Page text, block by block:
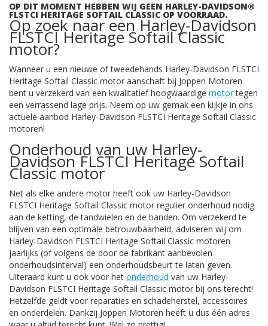
OP DIT MOMENT HEBBEN WIJ GEEN HARLEY-DAVIDSON®
FLSTCI HERITAGE SOFTAIL CLASSIC OP VOORRAAD.
Op zoek naar een Harley-Davidson
FLSTCI Heritage Softail Classic
motor?
Wanneer u een nieuwe of tweedehands Harley-Davidson FLSTCI
Heritage Softail Classic motor aanschaft bij Joppen Motoren
bent u verzekerd van een kwalitatief hoogwaardige motortegen
een verrassend lage prijs. Neem op uw gemak een kijkje in ons
actuele aanbod Harley-Davidson FLSTCI Heritage Softail Classic
motoren!
Onderhoud van uw Harley-
Davidson FLSTCI Heritage Softail
Classic motor
Net als elke andere motor heeft ook uw Harley-Davidson
FLSTCI Heritage Softail Classic motor regulier onderhoud nodig
aan de ketting, de tandwielen en de banden. Om verzekerd te
blijven van een optimale betrouwbaarheid, adviseren wij om
Harley-Davidson FLSTCI Heritage Softail Classic motoren
jaarlijks (of volgens de door de fabrikant aanbevolen
onderhoudsinterval) een onderhoudsbeurt te laten geven.
Uiteraard kunt u ook voor het onderhoud van uw Harley-
Davidson FLSTCI Heritage Softail Classic motor bij ons terecht!
Hetzelfde geldt voor reparaties en schadeherstel, accessoires
en onderdelen. Dankzij Joppen Motoren heeft u dus één adres